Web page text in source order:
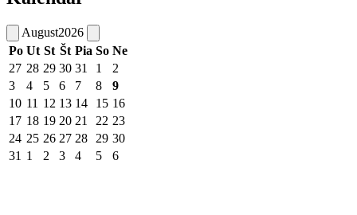
August2026
Po Ut St Št Pia So Ne
27 28 29 30 31 1
2
3
4 5 6 7 8
9
10 11 12 13 14 15 16
17 18 19 20 21 22 23
24 25 26 27 28 29 30
31 1 2 3 4 5 6